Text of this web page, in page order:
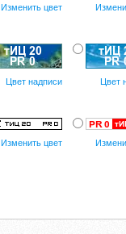
Изменить цвет
Цвет надписи Цвет
Изменить цвет